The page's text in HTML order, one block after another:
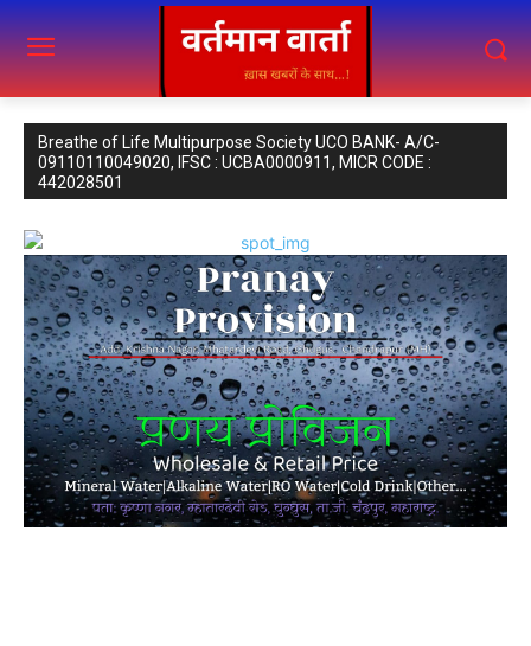
Breathe of Life Multipurpose Society UCO BANK- A/C-
09110110049020, IFSC : UCBA0000911, MICR CODE :
442028501